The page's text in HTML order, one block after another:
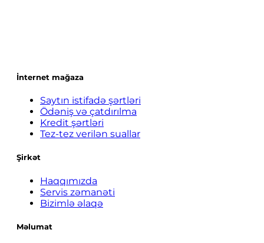
İnternet mağaza
Saytın istifadə şərtləri
Ödəniş və çatdırılma
Kredit şərtləri
Tez-tez verilən suallar
Şirkət
Haqqımızda
Servis zəmanəti
Bizimlə əlaqə
Məlumat